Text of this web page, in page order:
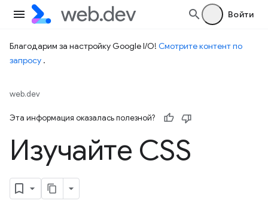
Войти
Благодарим за настройку Google I/O! Смотрите контент по
запросу .
web.dev
Эта информация оказалась полезной?
Изучайте CSS